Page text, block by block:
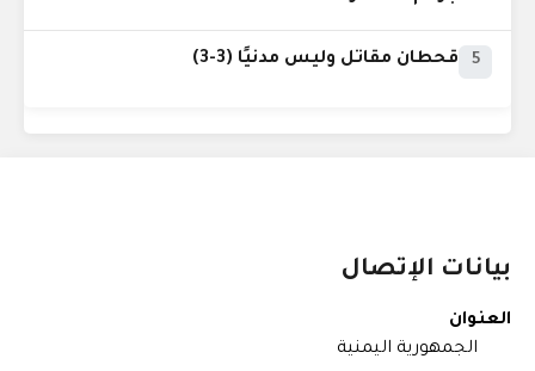
5 قحطان مقاتل وليس مدنيًا (3-3)
بيانات الإتصال
العنوان
الجمهورية اليمنية